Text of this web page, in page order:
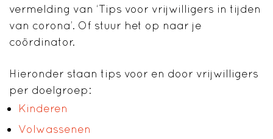
vermelding van ‘Tips voor vrijwilligers in tijden
van corona’. Of stuur het op naar je
coördinator.
Hieronder staan tips voor en door vrijwilligers
per doelgroep:
Kinderen
Volwassenen